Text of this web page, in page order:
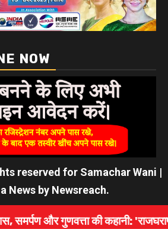
NOW
reserved for Samachar Wani |
News by Newsreach.
कहानी: 'राजघराणा कापड केंद्र' ने